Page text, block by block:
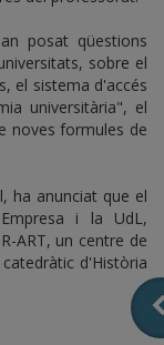
posat qüestions
sobre el
el sistema d'accés
universitària", el
noves formules de
ha anunciat que el
i la UdL,
ART, un centre de
d'Història